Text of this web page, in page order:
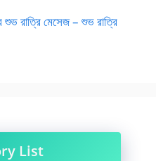
রাত্রি মেসেজ – শুভ রাত্রি
List